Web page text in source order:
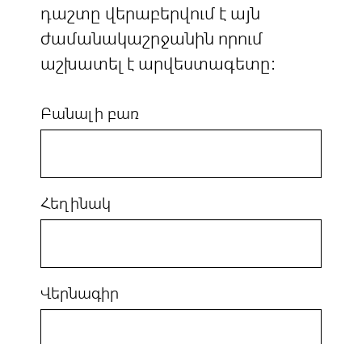
դաշտը վերաբերվում է այն
ժամանակաշրջանին որում
աշխատել է արվեստագետը:
Բանալի բառ
Հեղինակ
Վերնագիր